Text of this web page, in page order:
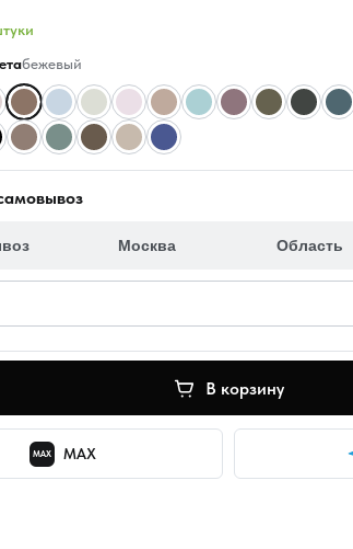
бежевый
Москва Область
В корзину
MAX MAX